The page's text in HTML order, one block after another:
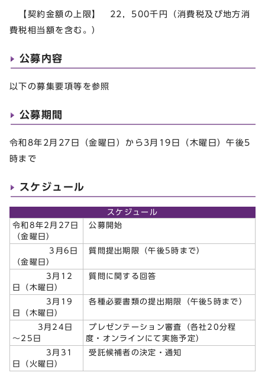
【契約金額の上限】 22，500千円（消費税及び地方消
費税相当額を含む。）
公募内容
以下の募集要項等を参照
公募期間
令和8年2月27日（金曜日）から3月19日（木曜日）午後5
時まで
スケジュール
スケジュール
令和8年2月27日
（金曜日）
公募開始
3月6日
（金曜日）
質問提出期限（午後5時まで）
3月12
日（木曜日）
質問に関する回答
3月19
日（木曜日）
各種必要書類の提出期限（午後5時まで）
3月24日
～25日
プレゼンテーション審査（各社20分程
度・オンラインにて実施予定）
3月31
日（火曜日）
受託候補者の決定・通知